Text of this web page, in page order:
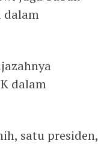
dalam
dalam
satu presiden,